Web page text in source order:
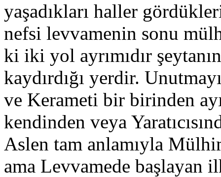
yaşadıkları haller
nefsi levvamenin sonu
ki iki yol ayrımıdır
kaydırdığı yerdir.
ve Kerameti bir birinden
kendinden veya
Aslen tam anlamıyla
ama Levvamede başlayan